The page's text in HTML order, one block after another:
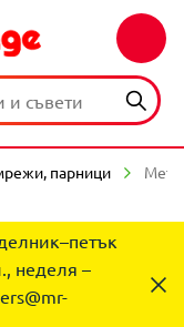
парници
неделя –